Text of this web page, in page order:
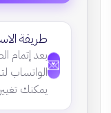
💌
طريقة
بعد إتمام
الواتساب
يمكنك